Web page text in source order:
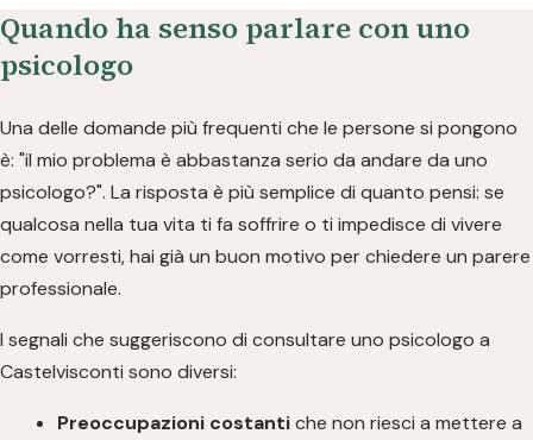
Quando ha senso parlare con uno
psicologo
Una delle domande più frequenti che le persone si pongono
è: "il mio problema è abbastanza serio da andare da uno
psicologo?". La risposta è più semplice di quanto pensi: se
qualcosa nella tua vita ti fa soffrire o ti impedisce di vivere
come vorresti, hai già un buon motivo per chiedere un parere
professionale.
I segnali che suggeriscono di consultare uno psicologo a
Castelvisconti sono diversi:
Preoccupazioni costantiche non riesci a mettere a